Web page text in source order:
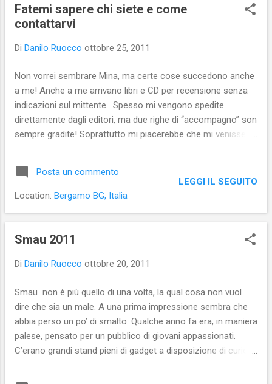
Fatemi sapere chi siete e come
contattarvi
Di Danilo Ruocco ottobre 25, 2011
Non vorrei sembrare Mina, ma certe cose succedono anche
a me! Anche a me arrivano libri e CD per recensione senza
indicazioni sul mittente. Spesso mi vengono spedite
direttamente dagli editori, ma due righe di “accompagno” son
sempre gradite! Soprattutto mi piacerebbe che mi venisse
recensione. Insomma: quando mi spedite i vostri lavori,
fatemi sapere chi siete e come contattarvi, grazie! (Lo
scrivo perché oggi mi è arrivato un romanzo e nel pacco non
Posta un commento
Location: Bergamo BG, Italia
LEGGI IL SEGUITO
Smau 2011
Di Danilo Ruocco ottobre 20, 2011
Smau non è più quello di una volta, la qual cosa non vuol
dire che sia un male. A una prima impressione sembra che
abbia perso un po’ di smalto. Qualche anno fa era, in maniera
palese, pensato per un pubblico di giovani appassionati.
C’erano grandi stand pieni di gadget a disposizione di curiosi